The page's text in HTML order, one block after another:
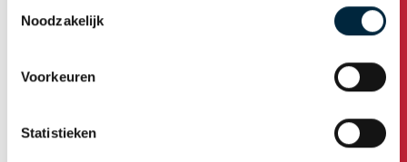
Noodzakelijk
Voorkeuren
Statistieken Heeft u vragen?
Adres
Huisnummer / toevoeging